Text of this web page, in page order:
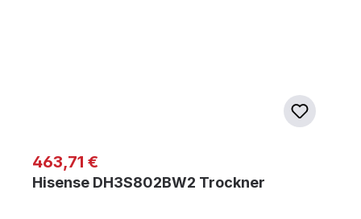
Regulärer Preis:
463,71 €
Hisense DH3S802BW2 Trockner